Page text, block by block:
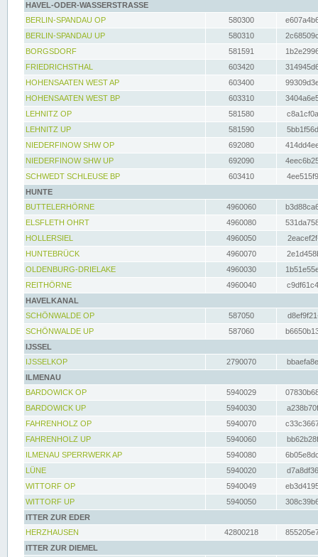
HAVEL-ODER-WASSERSTRASSE
BERLIN-SPANDAU OP
580300
BERLIN-SPANDAU UP
580310
BORGSDORF
581591
FRIEDRICHSTHAL
603420
HOHENSAATEN WEST AP
603400
HOHENSAATEN WEST BP
603310
LEHNITZ OP
581580
LEHNITZ UP
581590
NIEDERFINOW SHW OP
692080
NIEDERFINOW SHW UP
692090
SCHWEDT SCHLEUSE BP
603410
HUNTE
BUTTELERHÖRNE
4960060
ELSFLETH OHRT
4960080
HOLLERSIEL
4960050
HUNTEBRÜCK
4960070
OLDENBURG-DRIELAKE
4960030
REITHÖRNE
4960040
HAVELKANAL
SCHÖNWALDE OP
587050
SCHÖNWALDE UP
587060
IJSSEL
IJSSELKOP
2790070
ILMENAU
BARDOWICK OP
5940029
BARDOWICK UP
5940030
FAHRENHOLZ OP
5940070
FAHRENHOLZ UP
5940060
ILMENAU SPERRWERK AP
5940080
LÜNE
5940020
WITTORF OP
5940049
WITTORF UP
5940050
ITTER ZUR EDER
HERZHAUSEN
42800218
ITTER ZUR DIEMEL